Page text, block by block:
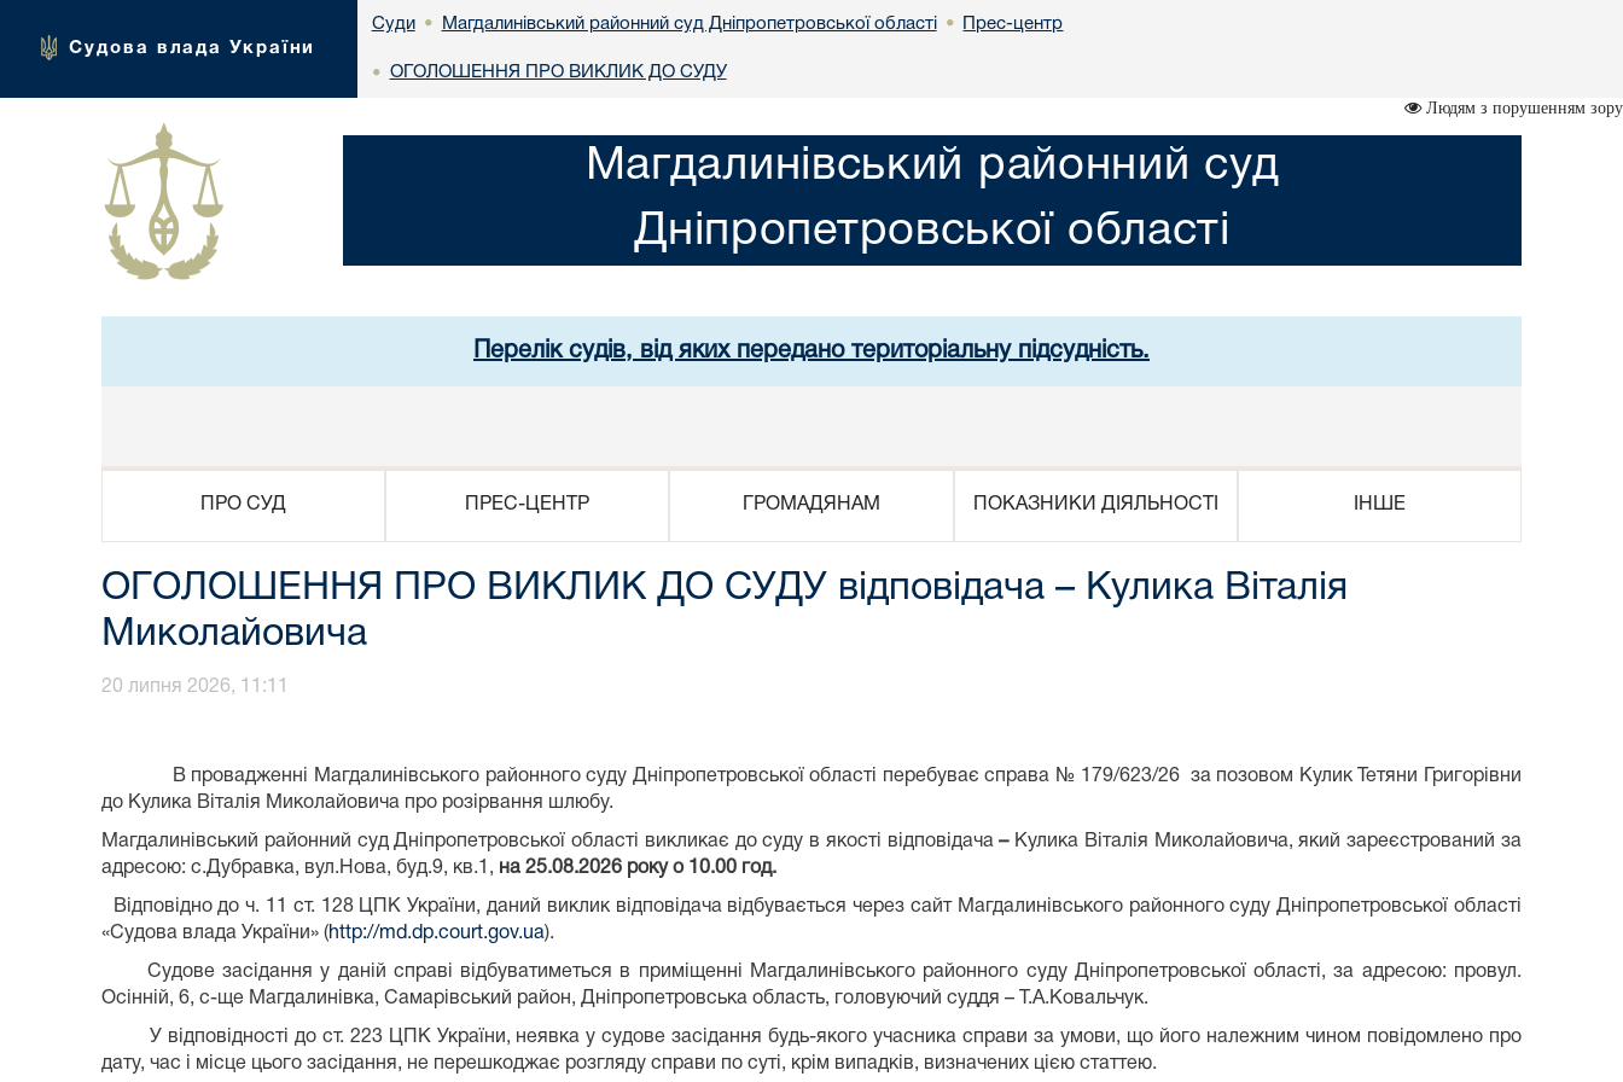
Судова влада України
Суди • Магдалинівський районний суд Дніпропетровської області • Прес-центр
• ОГОЛОШЕННЯ ПРО ВИКЛИК ДО СУДУ
Людям з порушенням зору
Магдалинівський районний суд
Дніпропетровської області
Перелік судів, від яких передано територіальну підсудність.
ПРО СУД ПРЕС-ЦЕНТР ГРОМАДЯНАМ ПОКАЗНИКИ ДІЯЛЬНОСТІ ІНШЕ
ОГОЛОШЕННЯ ПРО ВИКЛИК ДО СУДУ відповідача – Кулика Віталія
Миколайовича
20 липня 2026, 11:11
В провадженні Магдалинівського районного суду Дніпропетровської області перебуває справа № 179/623/26 за позовом Кулик Тетяни Григорівни
до Кулика Віталія Миколайовича про розірвання шлюбу.
Магдалинівський районний суд Дніпропетровської області викликає до суду в якості відповідача–Кулика Віталія Миколайовича, який зареєстрований за
адресою: с.Дубравка, вул.Нова, буд.9, кв.1, на 25.08.2026 року о 10.00 год.
Відповідно до ч. 11 ст. 128 ЦПК України, даний виклик відповідача відбувається через сайт Магдалинівського районного суду Дніпропетровської області
«Судова влада України» ( http://md.dp.court.gov.ua).
Судове засідання у даній справі відбуватиметься в приміщенні Магдалинівського районного суду Дніпропетровської області, за адресою: провул.
Осінній, 6, с-ще Магдалинівка, Самарівський район, Дніпропетровська область, головуючий суддя – Т.А.Ковальчук.
У відповідності до ст. 223 ЦПК України, неявка у судове засідання будь-якого учасника справи за умови, що його належним чином повідомлено про
дату, час і місце цього засідання, не перешкоджає розгляду справи по суті, крім випадків, визначених цією статтею.